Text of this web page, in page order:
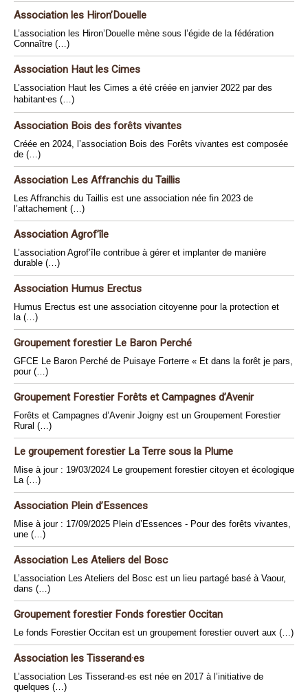
Association les Hiron’Douelle
L’association les Hiron’Douelle mène sous l’égide de la fédération
Connaître (…)
Association Haut les Cimes
L’association Haut les Cimes a été créée en janvier 2022 par des
habitant⸱es (…)
Association Bois des forêts vivantes
Créée en 2024, l’association Bois des Forêts vivantes est composée
de (…)
Association Les Affranchis du Taillis
Les Affranchis du Taillis est une association née fin 2023 de
l’attachement (…)
Association Agrof’île
L’association Agrof’île contribue à gérer et implanter de manière
durable (…)
Association Humus Erectus
Humus Erectus est une association citoyenne pour la protection et
la (…)
Groupement forestier Le Baron Perché
GFCE Le Baron Perché de Puisaye Forterre « Et dans la forêt je pars,
pour (…)
Groupement Forestier Forêts et Campagnes d’Avenir
Forêts et Campagnes d’Avenir Joigny est un Groupement Forestier
Rural (…)
Le groupement forestier La Terre sous la Plume
Mise à jour : 19/03/2024 Le groupement forestier citoyen et écologique
La (…)
Association Plein d’Essences
Mise à jour : 17/09/2025 Plein d’Essences - Pour des forêts vivantes,
une (…)
Association Les Ateliers del Bosc
L’association Les Ateliers del Bosc est un lieu partagé basé à Vaour,
dans (…)
Groupement forestier Fonds forestier Occitan
Le fonds Forestier Occitan est un groupement forestier ouvert aux (…)
Association les Tisserand·es
L’association Les Tisserand·es est née en 2017 à l’initiative de
quelques (…)